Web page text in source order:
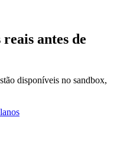
antes de
disponíveis no sandbox,